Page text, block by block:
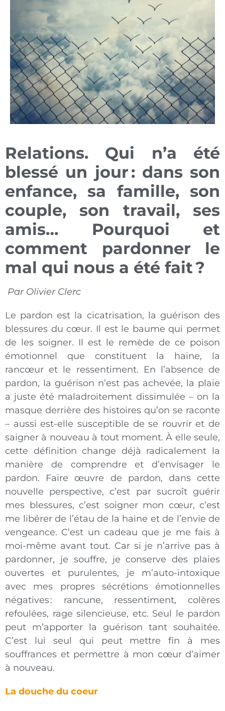
Relations. Qui n’a été
blessé un jour : dans son
enfance, sa famille, son
couple, son travail, ses
amis… Pourquoi et
comment pardonner le
mal qui nous a été fait ?
Par Olivier Clerc
Le pardon est la cicatrisation, la guérison des
blessures du cœur. Il est le baume qui permet
de les soigner. Il est le remède de ce poison
émotionnel que constituent la haine, la
rancœur et le ressentiment. En l’absence de
pardon, la guérison n’est pas achevée, la plaie
a juste été maladroitement dissimulée – on la
masque derrière des histoires qu’on se raconte
– aussi est-elle susceptible de se rouvrir et de
saigner à nouveau à tout moment. À elle seule,
cette définition change déjà radicalement la
manière de comprendre et d’envisager le
pardon. Faire œuvre de pardon, dans cette
nouvelle perspective, c’est par sucroît guérir
mes blessures, c’est soigner mon cœur, c’est
me libérer de l’étau de la haine et de l’envie de
vengeance. C’est un cadeau que je me fais à
moi-même avant tout. Car si je n’arrive pas à
pardonner, je souffre, je conserve des plaies
ouvertes et purulentes, je m’auto-intoxique
avec mes propres sécrétions émotionnelles
négatives : rancune, ressentiment, colères
refoulées, rage silencieuse, etc. Seul le pardon
peut m’apporter la guérison tant souhaitée.
C’est lui seul qui peut mettre fin à mes
souffrances et permettre à mon cœur d’aimer
à nouveau.
La douche du coeur